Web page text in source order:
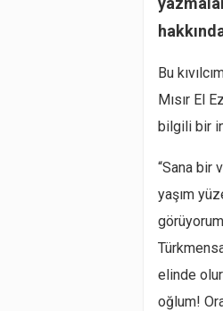
Bu
Mısır El
bilgili bir
“Sana bir
yaşım
elinde
oğlum!